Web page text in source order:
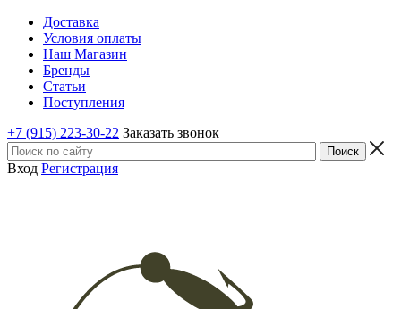
Доставка
Условия оплаты
Наш Магазин
Бренды
Статьи
Поступления
+7 (915) 223-30-22 Заказать звонок
Вход Регистрация